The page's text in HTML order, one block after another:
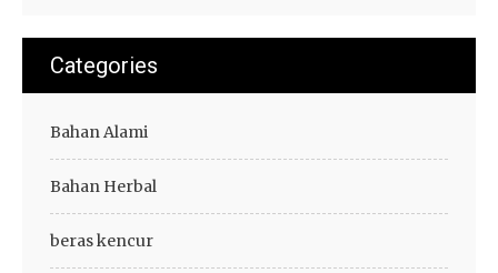
Categories
Bahan Alami
Bahan Herbal
beras kencur